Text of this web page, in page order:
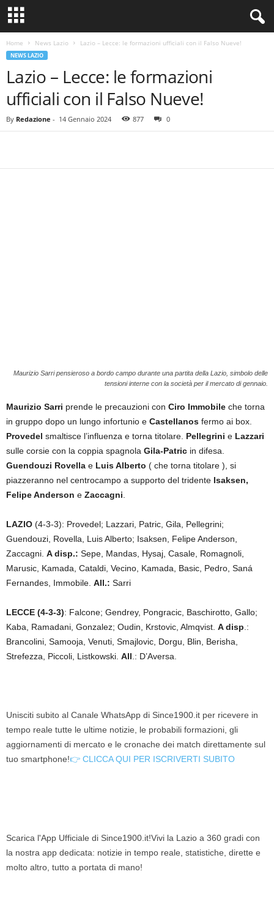
Home News Lazio Lazio – Lecce: le formazioni ufficiali con il Falso Nueve!
NEWS LAZIO
Lazio – Lecce: le formazioni
ufficiali con il Falso Nueve!
By Redazione - 14 Gennaio 2024 877 0
Maurizio Sarri pensieroso a bordo campo durante una partita della Lazio, simbolo delle
tensioni interne con la società per il mercato di gennaio.
Maurizio Sarri prende le precauzioni con Ciro Immobile che torna
in gruppo dopo un lungo infortunio e Castellanos fermo ai box.
Provedel smaltisce l’influenza e torna titolare. Pellegrini e Lazzari
sulle corsie con la coppia spagnola Gila-Patric in difesa.
Guendouzi Rovella e Luis Alberto ( che torna titolare ), si
piazzeranno nel centrocampo a supporto del tridente Isaksen,
Felipe Anderson e Zaccagni.
LAZIO (4-3-3): Provedel; Lazzari, Patric, Gila, Pellegrini;
Guendouzi, Rovella, Luis Alberto; Isaksen, Felipe Anderson,
Zaccagni. A disp.: Sepe, Mandas, Hysaj, Casale, Romagnoli,
Marusic, Kamada, Cataldi, Vecino, Kamada, Basic, Pedro, Saná
Fernandes, Immobile. All.: Sarri
LECCE (4-3-3): Falcone; Gendrey, Pongracic, Baschirotto, Gallo;
Kaba, Ramadani, Gonzalez; Oudin, Krstovic, Almqvist. A disp.:
Brancolini, Samooja, Venuti, Smajlovic, Dorgu, Blin, Berisha,
Strefezza, Piccoli, Listkowski. All.: D’Aversa.
Unisciti subito al Canale WhatsApp di Since1900.it per ricevere in
tempo reale tutte le ultime notizie, le probabili formazioni, gli
aggiornamenti di mercato e le cronache dei match direttamente sul
tuo smartphone!👉 CLICCA QUI PER ISCRIVERTI SUBITO
Scarica l'App Ufficiale di Since1900.it!Vivi la Lazio a 360 gradi con
la nostra app dedicata: notizie in tempo reale, statistiche, dirette e
molto altro, tutto a portata di mano!